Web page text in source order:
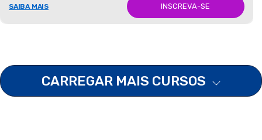
SAIBA MAIS INSCREVA-SE
CARREGAR MAIS CURSOS